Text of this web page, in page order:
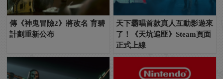
傳《神鬼冒險2》將改名 育碧
計劃重新公布
天下霸唱首款真人互動影遊來
了！《天坑追匪》Steam頁面
正式上線